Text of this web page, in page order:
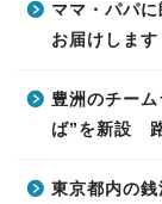
ママ・パパ
お届けします
豊洲のチー
ば”を新設
東京都内の